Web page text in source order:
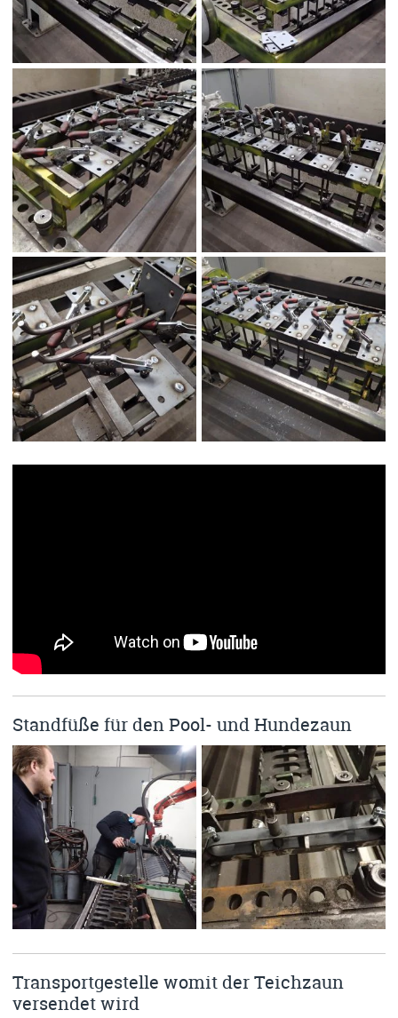
Standfüße für den Pool- und Hundezaun
Transportgestelle womit der Teichzaun
versendet wird